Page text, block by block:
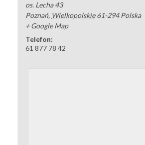
os. Lecha 43
Poznań, Wielkopolskie 61-294 Polska
+ Google Map
Telefon:
61 877 78 42